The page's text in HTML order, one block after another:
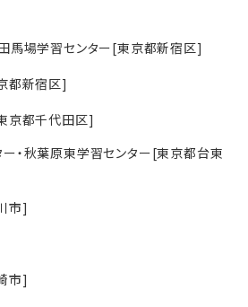
馬場学習センター[東京都新宿区]
都新宿区]
京都千代田区]
・秋葉原東学習センター[東京都台東
市]
市]